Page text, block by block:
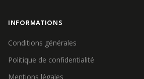
INFORMATIONS
Conditions générales
Politique de confidentialité
Mentions légales